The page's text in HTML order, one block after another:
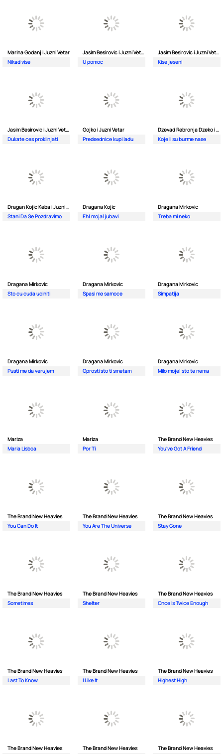
Marina Godanj i Juzni Vetar
Nikad vise
Jasim Besirovic i Juzni Vetar
U pomoc
Jasim Besirovic i Juzni Vetar
Kise jeseni
Jasim Besirovic i Juzni Vetar
Dukate ces proklinjati
Gojko i Juzni Vetar
Predsednice kupi ladu
Dzevad Rebronja Dzeko i Juzni Vetar
Koje li su burme nase
Dragan Kojic Keba i Juzni Vetar
Stani Da Se Pozdravimo
Dragana Kojic
Eh| mojal jubavi
Dragana Mirkovic
Treba mi neko
Dragana Mirkovic
Sto cu cuda uciniti
Dragana Mirkovic
Spasi me samoce
Dragana Mirkovic
Simpatija
Dragana Mirkovic
Pusti me da verujem
Dragana Mirkovic
Oprosti sto ti smetam
Dragana Mirkovic
Milo moje| sto te nema
Mariza
Maria Lisboa
Mariza
Por Ti
The Brand New Heavies
You've Got A Friend
The Brand New Heavies
You Can Do It
The Brand New Heavies
You Are The Universe
The Brand New Heavies
Stay Gone
The Brand New Heavies
Sometimes
The Brand New Heavies
Shelter
The Brand New Heavies
Once Is Twice Enough
The Brand New Heavies
Last To Know
The Brand New Heavies
I Like It
The Brand New Heavies
Highest High
The Brand New Heavies
The Brand New Heavies
The Brand New Heavies